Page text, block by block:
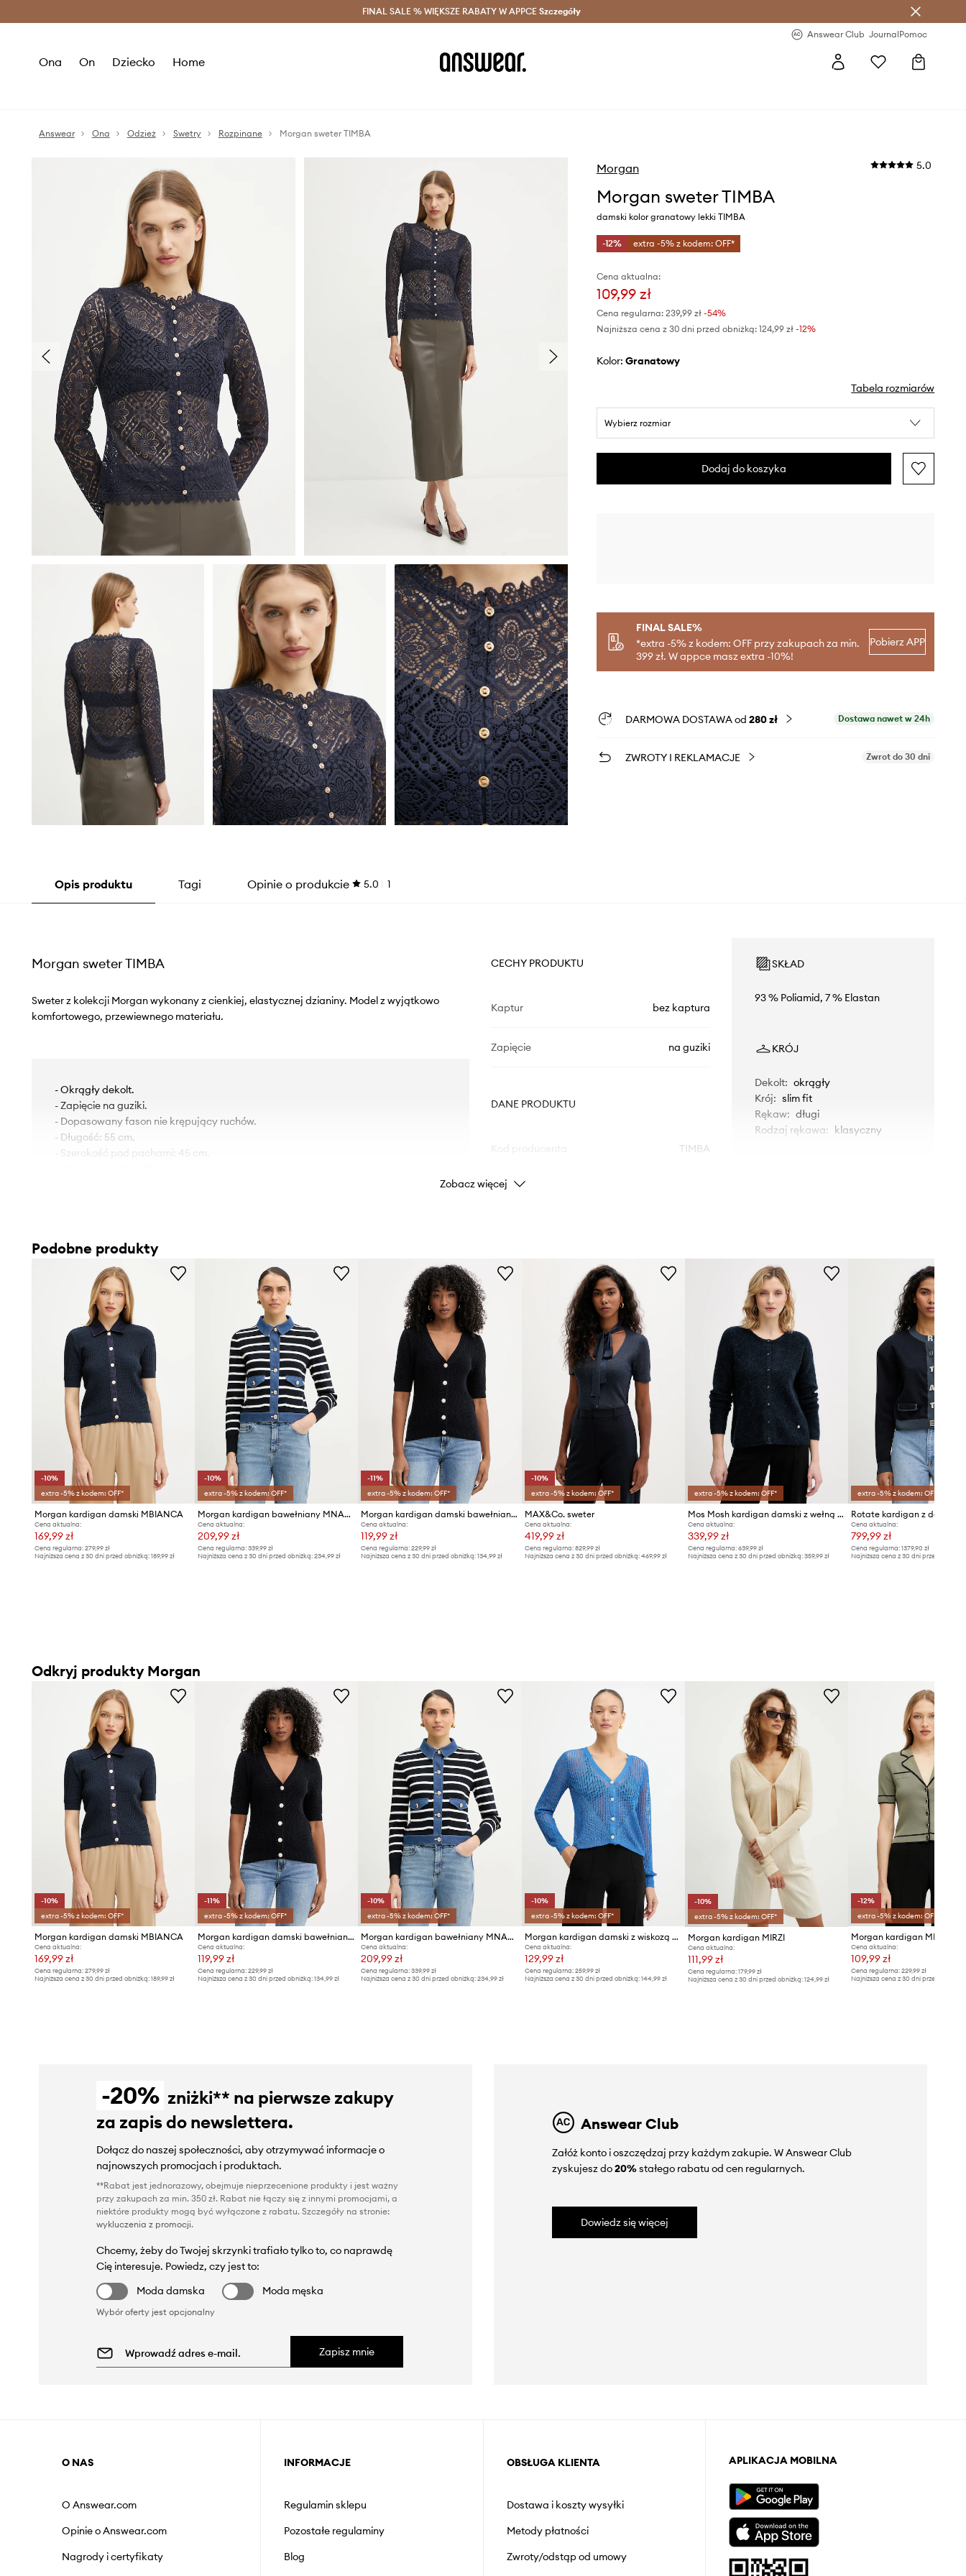
Oszczędzaj z Answear Club > Dostawa nawet w 24h >
FINAL SALE % WIĘKSZE RABATY W APPCE Szczegóły
Answear Club JournalPomoc
Ona On Dziecko Home
Answear Ona Odzież Swetry Rozpinane Morgan sweter TIMBA
Morgan 5.0
Morgan sweter TIMBA
damski kolor granatowy lekki TIMBA
-12% extra -5% z kodem: OFF*
Cena aktualna:
109,99 zł
Cena regularna: 239,99 zł-54%
Najniższa cena z 30 dni przed obniżką: 124,99 zł -12%
Kolor: granatowy
Tabela rozmiarów
Wybierz rozmiar
Dodaj do koszyka
FINAL SALE%
*extra -5% z kodem: OFF przy zakupach za min.
399 zł. W appce masz extra -10%!
Pobierz APP
DARMOWA DOSTAWA od 280 zł Dostawa nawet w 24h
ZWROTY I REKLAMACJE Zwrot do 30 dni
Opis produktu Tagi Opinie o produkcie 5.0 1
Morgan sweter TIMBA
Sweter z kolekcji Morgan wykonany z cienkiej, elastycznej dzianiny. Model z wyjątkowo
komfortowego, przewiewnego materiału.
- Okrągły dekolt.
- Zapięcie na guziki.
- Dopasowany fason nie krępujący ruchów.
- Długość: 55 cm.
- Szerokość pod pachami: 45 cm.
CECHY PRODUKTU
Kaptur bez kaptura
Zapięcie na guziki
DANE PRODUKTU
TIMBA
Kolor
Producent
SKŁAD
93 % Poliamid, 7 % Elastan
KRÓJ
Dekolt: okrągły
Krój: slim fit
Rękaw: długi
Rodzaj rękawa: klasyczny
Zalecamy wybór rozmiaru, jaki nosisz
zazwyczaj.
Tabela rozmiarów
Zobacz więcej
Podobne produkty
-10%
extra -5% z kodem: OFF*
Morgan kardigan damski MBIANCA
Cena aktualna:
169,99 zł
Cena regularna: 279,99 zł
Najniższa cena z 30 dni przed obniżką: 189,99 zł
-10%
extra -5% z kodem: OFF*
Morgan kardigan bawełniany MNAKI
Cena aktualna:
209,99 zł
Cena regularna:339,99 zł
Najniższa cena z 30 dni przed obniżką:234,99 zł
-11%
extra -5% z kodem: OFF*
Morgan kardigan damski bawełniany
Cena aktualna:
119,99 zł
Cena regularna: 229,99 zł
Najniższa cena z 30 dni przed obniżką: 134,99 zł
-10%
extra -5% z kodem: OFF*
MAX&Co. sweter
Cena aktualna:
419,99 zł
Cena regularna: 829,99 zł
Najniższa cena z 30 dni przed obniżką: 469,99 zł
extra -5% z kodem: OFF*
Mos Mosh kardigan damski z wełną Almine
Cena aktualna:
339,99 zł
Cena regularna:639,99 zł
Najniższa cena z 30 dni przed obniżką:359,99 zł
extra -5% z kodem: OFF*
Cena aktualna:
799,99 zł
Cena regularna: 1379,90 zł
Najniższa cena z 30 dni przed obniżką:
Odkryj produkty Morgan
-10%
extra -5% z kodem: OFF*
Morgan kardigan damski MBIANCA
Cena aktualna:
169,99 zł
Cena regularna: 279,99 zł
Najniższa cena z 30 dni przed obniżką: 189,99 zł
-11%
extra -5% z kodem: OFF*
Morgan kardigan damski bawełniany
Cena aktualna:
119,99 zł
Cena regularna:229,99 zł
Najniższa cena z 30 dni przed obniżką:134,99 zł
-10%
extra -5% z kodem: OFF*
Morgan kardigan bawełniany MNAKI
Cena aktualna:
209,99 zł
Cena regularna: 339,99 zł
Najniższa cena z 30 dni przed obniżką: 234,99 zł
-10%
extra -5% z kodem: OFF*
Morgan kardigan damski z wiskozą MAGATHE
Cena aktualna:
129,99 zł
Cena regularna: 259,99 zł
Najniższa cena z 30 dni przed obniżką: 144,99 zł
-10%
extra -5% z kodem: OFF*
Morgan kardigan MIRZI
Cena aktualna:
111,99 zł
Cena regularna:179,99 zł
Najniższa cena z 30 dni przed obniżką:124,99 zł
-12%
extra -5% z kodem: OFF*
Morgan kardigan MEDIN
Cena aktualna:
109,99 zł
Cena regularna: 229,99 zł
Najniższa cena z 30 dni przed obniżką:
-20% zniżki** na pierwsze zakupy
za zapis do newslettera.
Dołącz do naszej społeczności, aby otrzymywać informacje o
najnowszych promocjach i produktach.
**Rabat jest jednorazowy, obejmuje nieprzecenione produkty i jest ważny
przy zakupach za min. 350 zł. Rabat nie łączy się z innymi promocjami, a
niektóre produkty mogą być wyłączone z rabatu. Szczegóły na stronie:
wykluczenia z promocji.
Chcemy, żeby do Twojej skrzynki trafiało tylko to, co naprawdę
Cię interesuje. Powiedz, czy jest to:
Moda damska
Moda męska
Wybór oferty jest opcjonalny
Zapisz mnie
Answear Club
Załóż konto i oszczędzaj przy każdym zakupie. W Answear Club
zyskujesz do20%stałego rabatu od cen regularnych.
Dowiedz się więcej
O NAS
O Answear.com
Opinie o Answear.com
Nagrody i certyfikaty
INFORMACJE
Regulamin sklepu
Pozostałe regulaminy
Blog
OBSŁUGA KLIENTA
Dostawa i koszty wysyłki
Metody płatności
Zwroty/odstąp od umowy
APLIKACJA MOBILNA